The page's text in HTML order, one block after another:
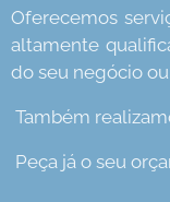
Oferecemos
altamente
do seu negócio
Também
Peça já o seu